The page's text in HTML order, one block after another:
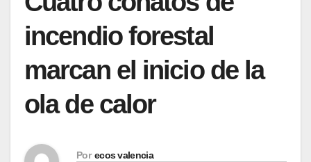
incendio forestal
marcan el inicio de la
ola de calor
Por ecos valencia